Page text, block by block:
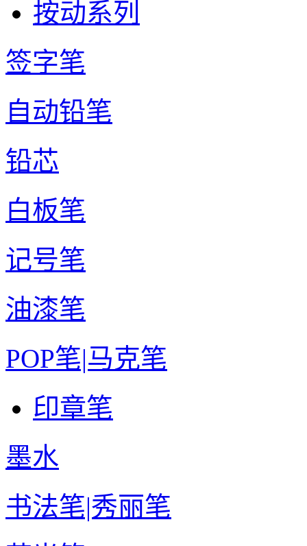
按动系列
签字笔
自动铅笔
铅芯
白板笔
记号笔
油漆笔
POP笔|马克笔
印章笔
墨水
书法笔|秀丽笔